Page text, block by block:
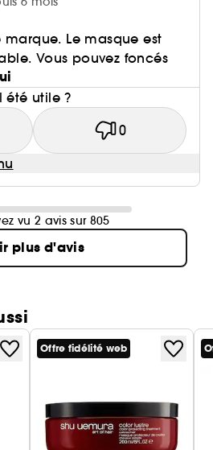
marque. Le masque est
Vous pouvez foncés
été utile ?
0
vu 2 avis sur 805
plus d'avis
Offre fidélité web